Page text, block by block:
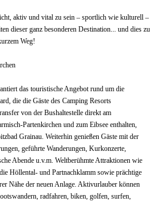
aktiv und vital zu sein – sportlich wie kulturell –
dieser ganz besonderen Destination... und dies zu
Weg!
das touristische Angebot rund um die
die die Gäste des Camping Resorts
von der Bushaltestelle direkt am
Partenkirchen und zum Eibsee enthalten,
Grainau. Weiterhin genießen Gäste mit der
geführte Wanderungen, Kurkonzerte,
Abende u.v.m. Weltberühmte Attraktionen wie
Höllental- und Partnachklamm sowie prächtige
Nähe der neuen Anlage. Aktivurlauber können
radfahren, biken, golfen, surfen,